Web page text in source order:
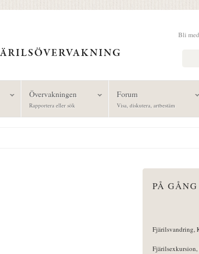
Bli
Övervakningen
Rapportera eller sök
Forum
Visa, diskutera, artbestäm
PÅ GÅNG
Fjärilsvandring,
Fjärilsexkursion,